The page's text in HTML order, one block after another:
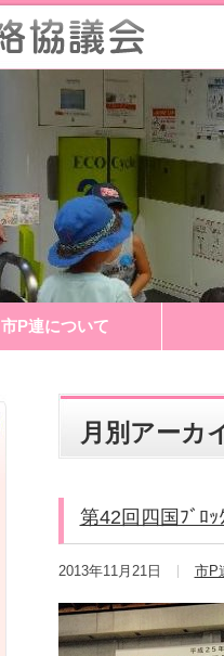
市P連について
月別アーカ
第42回四国ﾌﾞﾛ
2013年11月21日 市P